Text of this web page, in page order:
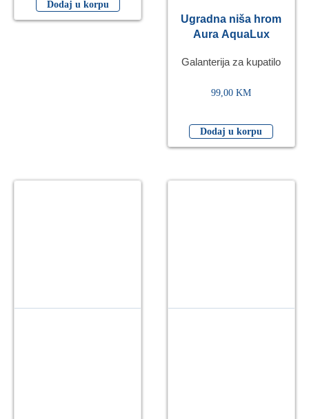
Dodaj u korpu
Ugradna niša hrom
Aura AquaLux
Galanterija za kupatilo
99,00KM
Dodaj u korpu